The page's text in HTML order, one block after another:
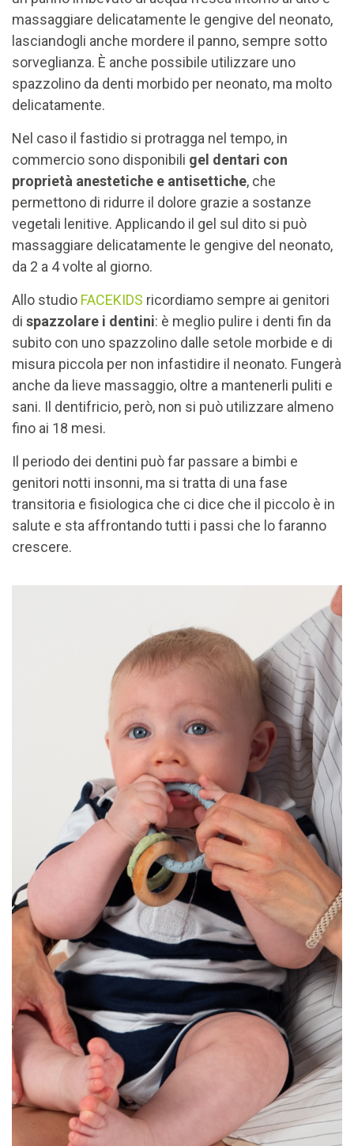
massaggiare delicatamente le gengive del neonato,
lasciandogli anche mordere il panno, sempre sotto
sorveglianza. È anche possibile utilizzare uno
spazzolino da denti morbido per neonato, ma molto
delicatamente.
Nel caso il fastidio si protragga nel tempo, in
commercio sono disponibili gel dentari con
proprietà anestetiche e antisettiche, che
permettono di ridurre il dolore grazie a sostanze
vegetali lenitive. Applicando il gel sul dito si può
massaggiare delicatamente le gengive del neonato,
da 2 a 4 volte al giorno.
Allo studio FACEKIDS ricordiamo sempre ai genitori
di spazzolare i dentini: è meglio pulire i denti fin da
subito con uno spazzolino dalle setole morbide e di
misura piccola per non infastidire il neonato. Fungerà
anche da lieve massaggio, oltre a mantenerli puliti e
sani. Il dentifricio, però, non si può utilizzare almeno
fino ai 18 mesi.
Il periodo dei dentini può far passare a bimbi e
genitori notti insonni, ma si tratta di una fase
transitoria e fisiologica che ci dice che il piccolo è in
salute e sta affrontando tutti i passi che lo faranno
crescere.